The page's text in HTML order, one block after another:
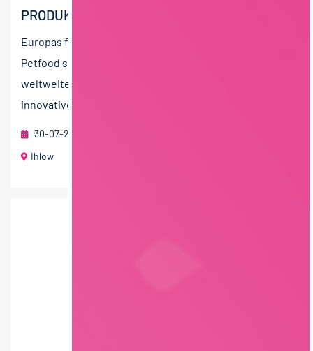
PRODUKTENTWICKLER – PETFOOD (M/W/D)
Europas führender Hersteller von Super-Premium
Petfood sucht DICH. Als Global-Player beliefern wir den
weltweiten Heimtierfachhandel mit hochwertigen,
innovativen und...
30-07-2026
Ihlow